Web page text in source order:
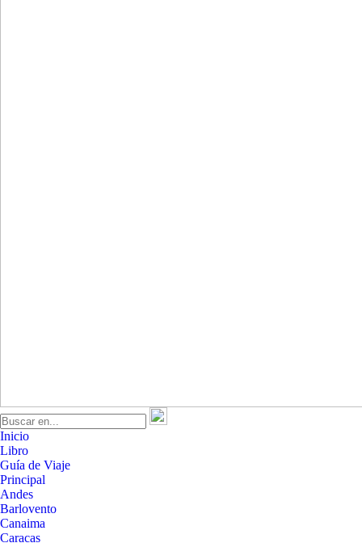
Inicio
Libro
Guía de Viaje
Principal
Andes
Barlovento
Canaima
Caracas